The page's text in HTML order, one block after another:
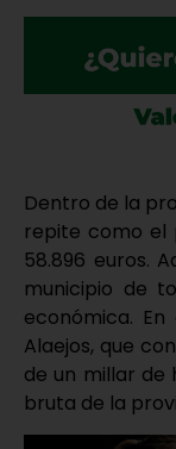
Dentro de la
repite como el
58.896 euros.
municipio de
económica.
Alaejos, que
de un millar
bruta de la